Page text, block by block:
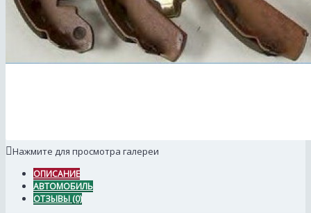
Нажмите для просмотра галереи
ОПИСАНИЕ
АВТОМОБИЛЬ
ОТЗЫВЫ (0)